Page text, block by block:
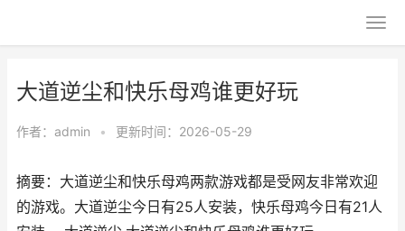
大道逆尘和快乐母鸡谁更好玩
作者： admin • 更新时间：2026-05-29
摘要：大道逆尘和快乐母鸡两款游戏都是受网友非常欢迎
的游戏。大道逆尘今日有25人安装，快乐母鸡今日有21人